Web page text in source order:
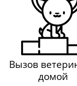
Вызов
домой